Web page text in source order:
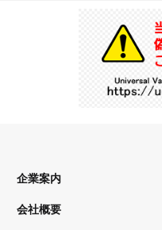
企業案内
会社概要